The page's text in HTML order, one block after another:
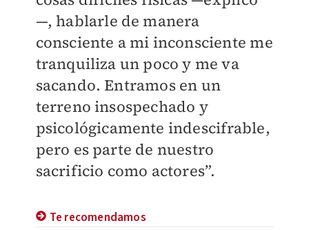
—, hablarle de manera
consciente a mi inconsciente me
tranquiliza un poco y me va
sacando. Entramos en un
terreno insospechado y
psicológicamente indescifrable,
pero es parte de nuestro
sacrificio como actores”.
Te recomendamos